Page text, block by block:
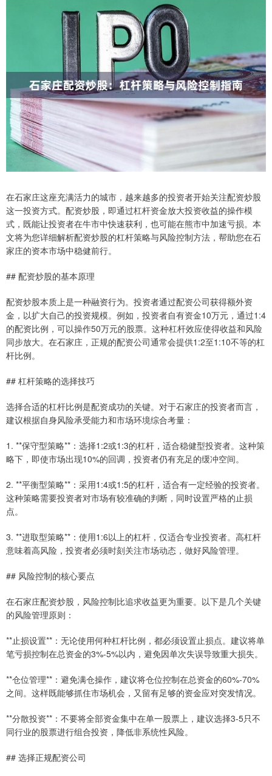
在石家庄这座充满活力的城市，越来越多的投资者开始关注配资炒股
这一投资方式。配资炒股，即通过杠杆资金放大投资收益的操作模
式，既能让投资者在牛市中快速获利，也可能在熊市中加速亏损。本
文将为您详细解析配资炒股的杠杆策略与风险控制方法，帮助您在石
家庄的资本市场中稳健前行。
## 配资炒股的基本原理
配资炒股本质上是一种融资行为。投资者通过配资公司获得额外资
金，以扩大自己的投资规模。例如，投资者自有资金10万元，通过1:4
的配资比例，可以操作50万元的股票。这种杠杆效应使得收益和风险
同步放大。在石家庄，正规的配资公司通常会提供1:2至1:10不等的杠
杆比例。
## 杠杆策略的选择技巧
选择合适的杠杆比例是配资成功的关键。对于石家庄的投资者而言，
建议根据自身风险承受能力和市场环境综合考量：
1. **保守型策略**：选择1:2或1:3的杠杆，适合稳健型投资者。这种策
略下，即使市场出现10%的回调，投资者仍有充足的缓冲空间。
2. **平衡型策略**：采用1:4或1:5的杠杆，适合有一定经验的投资者。
这种策略需要投资者对市场有较准确的判断，同时设置严格的止损
点。
3. **进取型策略**：使用1:6以上的杠杆，仅适合专业投资者。高杠杆
意味着高风险，投资者必须时刻关注市场动态，做好风险管理。
## 风险控制的核心要点
在石家庄配资炒股，风险控制比追求收益更为重要。以下是几个关键
的风险管理原则：
**止损设置**：无论使用何种杠杆比例，都必须设置止损点。建议将单
笔亏损控制在总资金的3%-5%以内，避免因单次失误导致重大损失。
**仓位管理**：避免满仓操作，建议将仓位控制在总资金的60%-70%
之间。这样既能够抓住市场机会，又留有足够的资金应对突发情况。
**分散投资**：不要将全部资金集中在单一股票上，建议选择3-5只不
同行业的股票进行组合投资，降低非系统性风险。
## 选择正规配资公司